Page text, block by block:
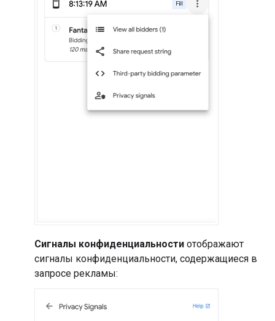
Сигналы конфиденциальности отображают
сигналы конфиденциальности, содержащиеся в
запросе рекламы: